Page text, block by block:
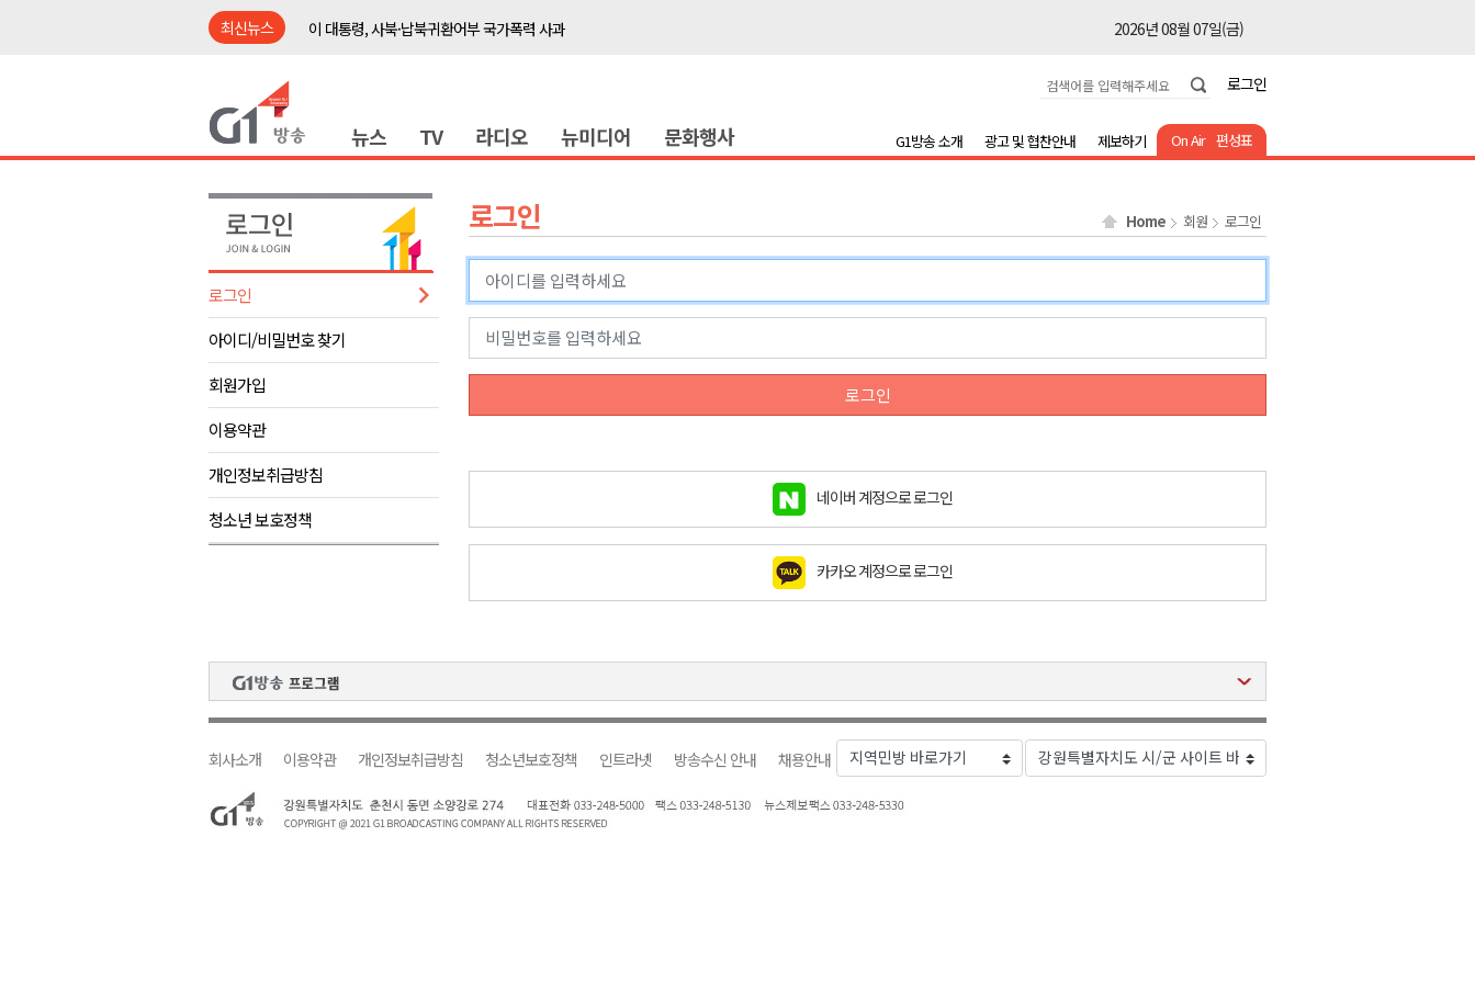
최신뉴스
이 대통령, 사북·납북귀환어부 국가폭력 사과
2026년 08월 07일(금)
2026년 08월 07일(금)
이광재 국회 예결위원장, 강릉시 초청 특별 강연
2026년 08월 07일(금)
육동한 시장, 국제스케이트장 춘천 유치 건의
영월군, 국·도비 확보 보고회 개최
2026년 08월 07일(금)
삼척 공공산후조리원 이전 시급
강원자치도교육청 교감급 이상 387명 인사
2026년 08월 07일(금)
도-시군 첫 간담회..우상호 "하나된 공동체"
이 대통령, 사북·납북귀환어부 국가폭력 사과
2026년 08월 07일(금)
여름축제 더위와 전쟁..물놀이 접목
2026년 08월 07일(금)
강원도, 최휘영 문체부장관과 정책간담회
이광재 국회 예결위원장, 강릉시 초청 특별 강연
검찰청 폐지..해결 과제 산적
강원자치도교육청 교감급 이상 387명 인사
2026년 08월 07일(금)
로그인
뉴스 TV 라디오 뉴미디어 문화행사 On Air 편성표
G1방송 소개 광고 및 협찬안내 제보하기
로그인
아이디/비밀번호 찾기
회원가입
이용약관
개인정보취급방침
청소년 보호정책
로그인 Home 회원 로그인
로그인
네이버 계정으로 로그인
카카오 계정으로 로그인
회사소개 이용약관 개인정보취급방침 청소년보호정책 인트라넷 방송수신 안내 채용안내